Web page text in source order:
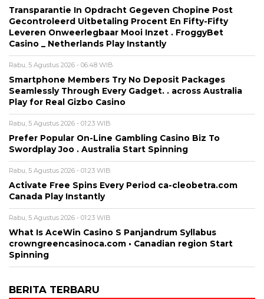
Transparantie In Opdracht Gegeven Chopine Post
Gecontroleerd Uitbetaling Procent En Fifty-Fifty
Leveren Onweerlegbaar Mooi Inzet . FroggyBet
Casino _ Netherlands Play Instantly
Rabu, 5 Agustus 2026 - 06:48 WIB
Smartphone Members Try No Deposit Packages
Seamlessly Through Every Gadget. . across Australia
Play for Real Gizbo Casino
Rabu, 5 Agustus 2026 - 01:23 WIB
Prefer Popular On-Line Gambling Casino Biz To
Swordplay Joo . Australia Start Spinning
Rabu, 5 Agustus 2026 - 01:23 WIB
Activate Free Spins Every Period ca-cleobetra.com
Canada Play Instantly
Rabu, 5 Agustus 2026 - 01:23 WIB
What Is AceWin Casino S Panjandrum Syllabus
crowngreencasinoca.com • Canadian region Start
Spinning
BERITA TERBARU